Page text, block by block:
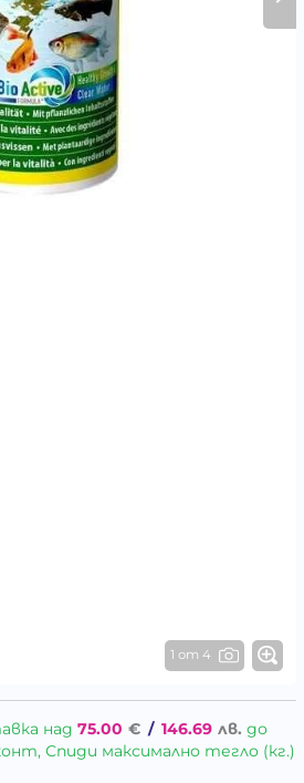
1 от 4
над 75.00 € / 146.69 лв. до
Спиди максимално тегло (кг.)